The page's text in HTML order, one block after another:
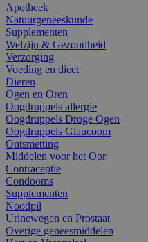
Apotheek
Natuurgeneeskunde
Supplementen
Welzijn & Gezondheid
Verzorging
Voeding en dieet
Dieren
Ogen en Oren
Oogdruppels allergie
Oogdruppels Droge Ogen
Oogdruppels Glaucoom
Ontsmetting
Middelen voor het Oor
Contraceptie
Condooms
Supplementen
Noodpil
Urinewegen en Prostaat
Overige geneesmiddelen